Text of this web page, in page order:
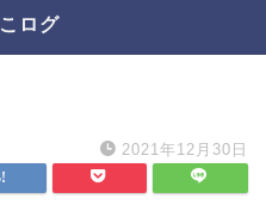
ログ
2021年12月30日